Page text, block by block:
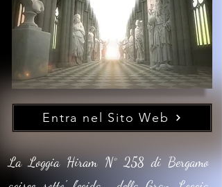
Entra nel Sito Web
La Loggia Hiram N° 258 di Bergamo